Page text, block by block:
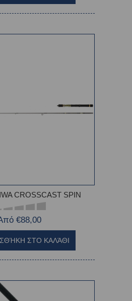
CROSSCAST SPIN
€88,00